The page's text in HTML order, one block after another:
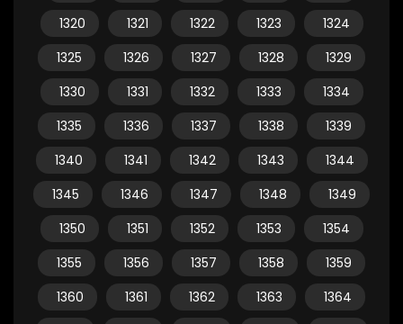
1320
1321 1322 1323
1324
1325
1326 1327 1328
1329
1330
1331 1332 1333
1334
1335
1336 1337 1338
1339
1340
1341 1342 1343
1344
1345
1346 1347 1348
1349
1350
1351 1352 1353
1354
1355
1356 1357 1358
1359
1360
1361 1362 1363
1364